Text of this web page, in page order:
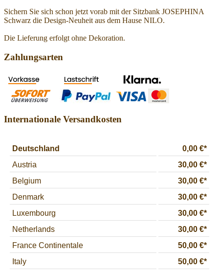
Sichern Sie sich schon jetzt vorab mit der Sitzbank JOSEPHINA
Schwarz die Design-Neuheit aus dem Hause NILO.
Die Lieferung erfolgt ohne Dekoration.
Zahlungsarten
Internationale Versandkosten